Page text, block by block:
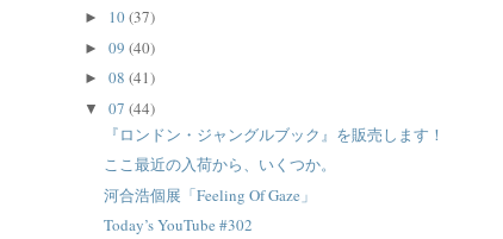
► 10(37)
►09(40)
►08(41)
▼07(44)
『ロンドン・ジャングルブック』を販売します！
ここ最近の入荷から、いくつか。
河合浩個展「Feeling Of Gaze」
Today’s YouTube #302